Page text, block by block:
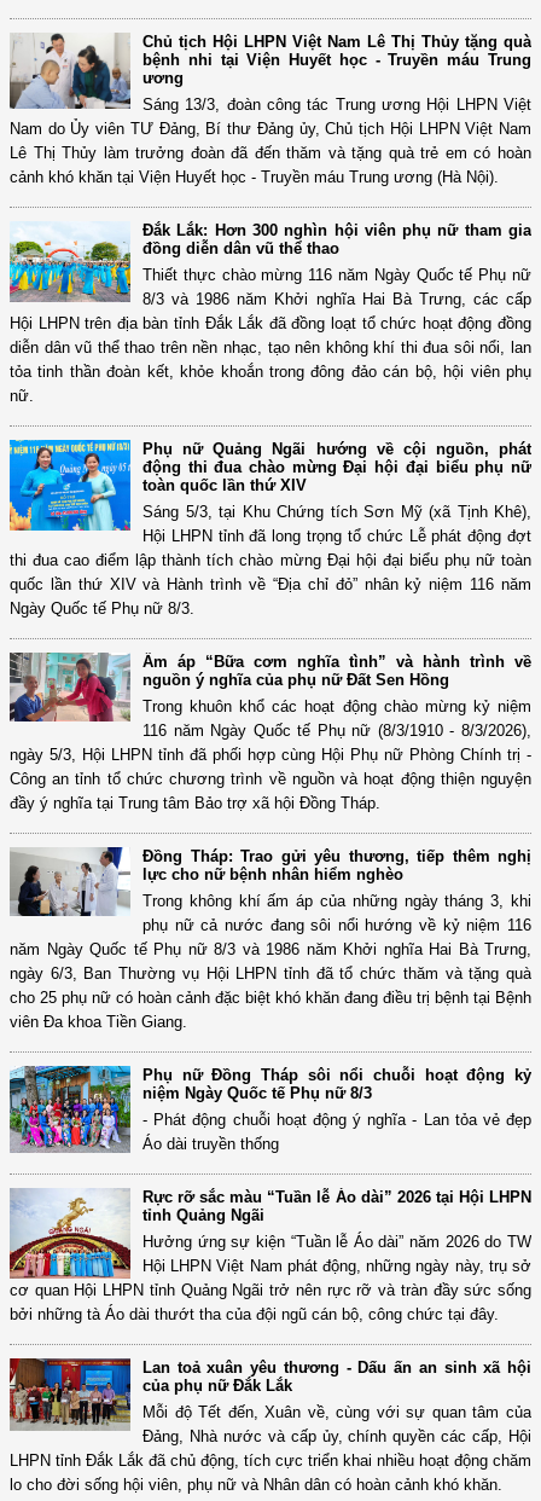
Chủ tịch Hội LHPN Việt Nam Lê Thị Thủy tặng quà
bệnh nhi tại Viện Huyết học - Truyền máu Trung
ương
Sáng 13/3, đoàn công tác Trung ương Hội LHPN Việt
Nam do Ủy viên TƯ Đảng, Bí thư Đảng ủy, Chủ tịch Hội LHPN Việt Nam
Lê Thị Thủy làm trưởng đoàn đã đến thăm và tặng quà trẻ em có hoàn
cảnh khó khăn tại Viện Huyết học - Truyền máu Trung ương (Hà Nội).
Đắk Lắk: Hơn 300 nghìn hội viên phụ nữ tham gia
đồng diễn dân vũ thể thao
Thiết thực chào mừng 116 năm Ngày Quốc tế Phụ nữ
8/3 và 1986 năm Khởi nghĩa Hai Bà Trưng, các cấp
Hội LHPN trên địa bàn tỉnh Đắk Lắk đã đồng loạt tổ chức hoạt động đồng
diễn dân vũ thể thao trên nền nhạc, tạo nên không khí thi đua sôi nổi, lan
tỏa tinh thần đoàn kết, khỏe khoắn trong đông đảo cán bộ, hội viên phụ
nữ.
Phụ nữ Quảng Ngãi hướng về cội nguồn, phát
động thi đua chào mừng Đại hội đại biểu phụ nữ
toàn quốc lần thứ XIV
Sáng 5/3, tại Khu Chứng tích Sơn Mỹ (xã Tịnh Khê),
Hội LHPN tỉnh đã long trọng tổ chức Lễ phát động đợt
thi đua cao điểm lập thành tích chào mừng Đại hội đại biểu phụ nữ toàn
quốc lần thứ XIV và Hành trình về “Địa chỉ đỏ” nhân kỷ niệm 116 năm
Ngày Quốc tế Phụ nữ 8/3.
Ấm áp “Bữa cơm nghĩa tình” và hành trình về
nguồn ý nghĩa của phụ nữ Đất Sen Hồng
Trong khuôn khổ các hoạt động chào mừng kỷ niệm
116 năm Ngày Quốc tế Phụ nữ (8/3/1910 - 8/3/2026),
ngày 5/3, Hội LHPN tỉnh đã phối hợp cùng Hội Phụ nữ Phòng Chính trị -
Công an tỉnh tổ chức chương trình về nguồn và hoạt động thiện nguyện
đầy ý nghĩa tại Trung tâm Bảo trợ xã hội Đồng Tháp.
Đồng Tháp: Trao gửi yêu thương, tiếp thêm nghị
lực cho nữ bệnh nhân hiểm nghèo
Trong không khí ấm áp của những ngày tháng 3, khi
phụ nữ cả nước đang sôi nổi hướng về kỷ niệm 116
năm Ngày Quốc tế Phụ nữ 8/3 và 1986 năm Khởi nghĩa Hai Bà Trưng,
ngày 6/3, Ban Thường vụ Hội LHPN tỉnh đã tổ chức thăm và tặng quà
cho 25 phụ nữ có hoàn cảnh đặc biệt khó khăn đang điều trị bệnh tại Bệnh
viên Đa khoa Tiền Giang.
Phụ nữ Đồng Tháp sôi nổi chuỗi hoạt động kỷ
niệm Ngày Quốc tế Phụ nữ 8/3
- Phát động chuỗi hoạt động ý nghĩa - Lan tỏa vẻ đẹp
Áo dài truyền thống
Rực rỡ sắc màu “Tuần lễ Áo dài” 2026 tại Hội LHPN
tỉnh Quảng Ngãi
Hưởng ứng sự kiện “Tuần lễ Áo dài” năm 2026 do TW
Hội LHPN Việt Nam phát động, những ngày này, trụ sở
cơ quan Hội LHPN tỉnh Quảng Ngãi trở nên rực rỡ và tràn đầy sức sống
bởi những tà Áo dài thướt tha của đội ngũ cán bộ, công chức tại đây.
Lan toả xuân yêu thương - Dấu ấn an sinh xã hội
của phụ nữ Đắk Lắk
Mỗi độ Tết đến, Xuân về, cùng với sự quan tâm của
Đảng, Nhà nước và cấp ủy, chính quyền các cấp, Hội
LHPN tỉnh Đắk Lắk đã chủ động, tích cực triển khai nhiều hoạt động chăm
lo cho đời sống hội viên, phụ nữ và Nhân dân có hoàn cảnh khó khăn.